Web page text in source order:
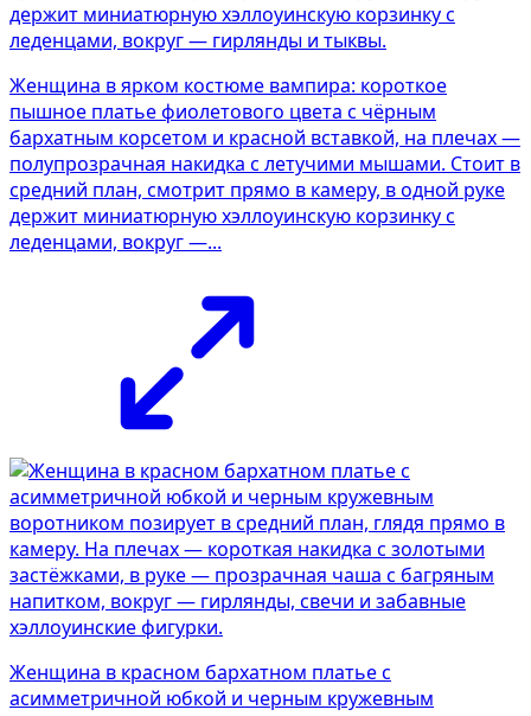
Женщина в ярком костюме вампира: короткое
пышное платье фиолетового цвета с чёрным
бархатным корсетом и красной вставкой, на плечах —
полупрозрачная накидка с летучими мышами. Стоит в
средний план, смотрит прямо в камеру, в одной руке
держит миниатюрную хэллоуинскую корзинку с
леденцами, вокруг —...
Женщина в красном бархатном платье с
асимметричной юбкой и черным кружевным